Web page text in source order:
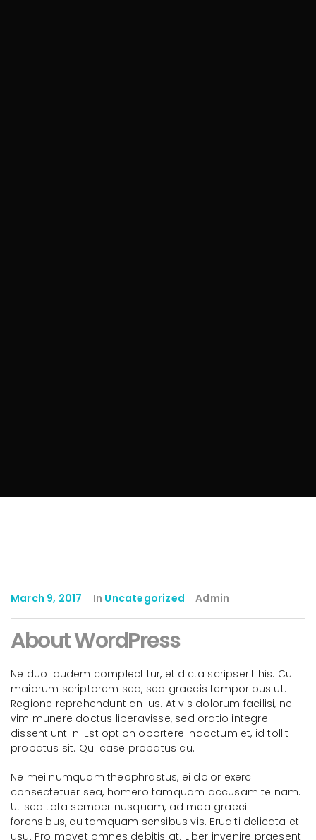
March 9, 2017 In Uncategorized Admin
About WordPress
Ne duo laudem complectitur, et dicta scripserit his. Cu
maiorum scriptorem sea, sea graecis temporibus ut.
Regione reprehendunt an ius. At vis dolorum facilisi, ne
vim munere doctus liberavisse, sed oratio integre
dissentiunt in. Est option oportere indoctum et, id tollit
probatus sit. Qui case probatus cu.
Ne mei numquam theophrastus, ei dolor exerci
consectetuer sea, homero tamquam accusam te nam.
Ut sed tota semper nusquam, ad mea graeci
forensibus, cu tamquam sensibus vis. Eruditi delicata et
usu. Pro movet omnes debitis at. Liber invenire praesent